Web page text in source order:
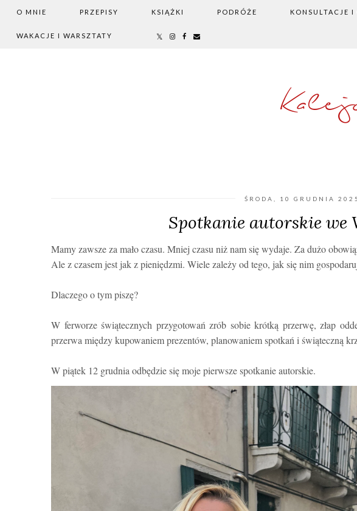
O MNIE PRZEPISY KSIĄŻKI PODRÓŻE KONSULTACJE I
WAKACJE I WARSZTATY
ŚRODA, 10 GRUDNIA 2025
Spotkanie autorskie we
Mamy zawsze za mało czasu. Mniej czasu niż nam się wydaje. Za dużo
Alez czasem jest jak z pieniędzmi. Wiele zależy od tego, jak się nim
Dlaczego o tym piszę?
W ferworze świątecznych przygotowań zrób sobie krótką przerwę, złap
przerwa między kupowaniem prezentów, planowaniem spotkań i świąteczną
W piątek 12 grudnia odbędzie się moje pierwsze spotkanie autorskie.